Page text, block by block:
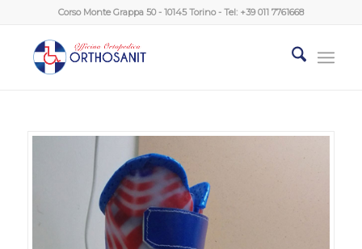
Corso Monte Grappa 50 - 10145 Torino - Tel: +39 011 7761668